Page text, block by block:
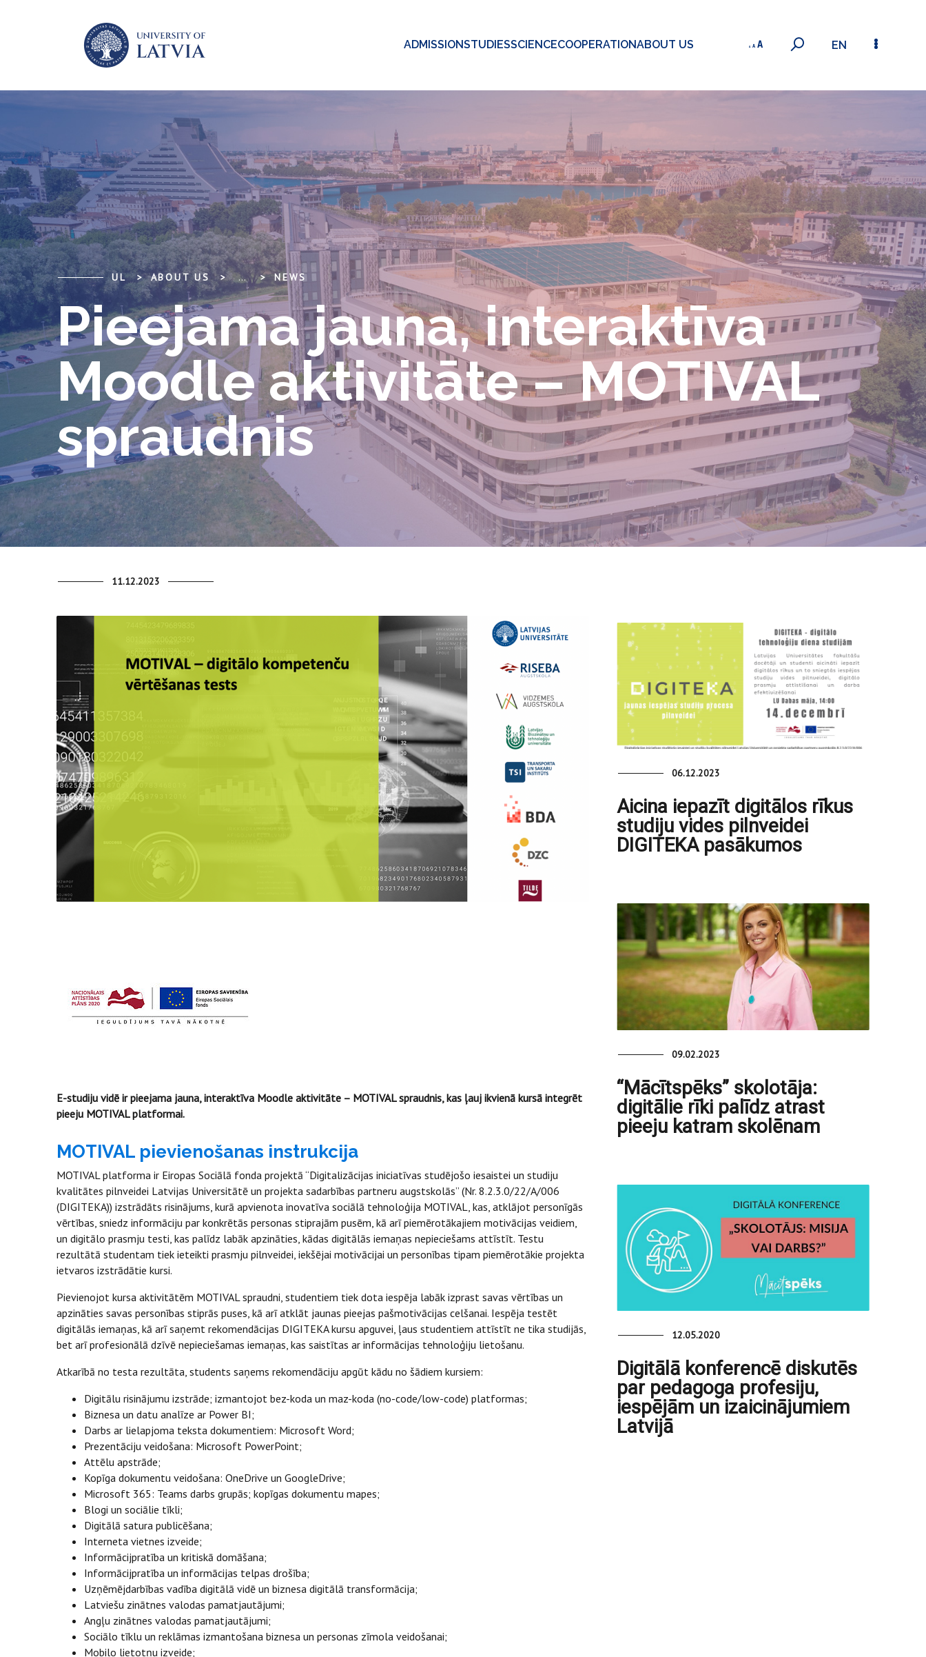
ADMISSIONSTUDIESSCIENCECOOPERATIONABOUT US EN
UL ABOUT US ... NEWS
Pieejama jauna, interaktīva
Moodle aktivitāte – MOTIVAL
spraudnis
11.12.2023
E-studiju vidē ir pieejama jauna, interaktīva Moodle aktivitāte – MOTIVAL spraudnis, kas ļauj ikvienā kursā integrēt
pieeju MOTIVAL platformai.
MOTIVAL pievienošanas instrukcija
MOTIVAL platforma ir Eiropas Sociālā fonda projektā “Digitalizācijas iniciatīvas studējošo iesaistei un studiju
kvalitātes pilnveidei Latvijas Universitātē un projekta sadarbības partneru augstskolās” (Nr. 8.2.3.0/22/A/006
(DIGITEKA)) izstrādāts risinājums, kurā apvienota inovatīva sociālā tehnoloģija MOTIVAL, kas, atklājot personīgās
vērtības, sniedz informāciju par konkrētās personas stiprajām pusēm, kā arī piemērotākajiem motivācijas veidiem,
un digitālo prasmju testi, kas palīdz labāk apzināties, kādas digitālās iemaņas nepieciešams attīstīt. Testu
rezultātā studentam tiek ieteikti prasmju pilnveidei, iekšējai motivācijai un personības tipam piemērotākie projekta
ietvaros izstrādātie kursi.
Pievienojot kursa aktivitātēm MOTIVAL spraudni, studentiem tiek dota iespēja labāk izprast savas vērtības un
apzināties savas personības stiprās puses, kā arī atklāt jaunas pieejas pašmotivācijas celšanai. Iespēja testēt
digitālās iemaņas, kā arī saņemt rekomendācijas DIGITEKA kursu apguvei, ļaus studentiem attīstīt ne tika studijās,
bet arī profesionālā dzīvē nepieciešamas iemaņas, kas saistītas ar informācijas tehnoloģiju lietošanu.
Atkarībā no testa rezultāta, students saņems rekomendāciju apgūt kādu no šādiem kursiem:
Digitālu risinājumu izstrāde; izmantojot bez-koda un maz-koda (no-code/low-code) platformas;
Biznesa un datu analīze ar Power BI;
Darbs ar lielapjoma teksta dokumentiem: Microsoft Word;
Prezentāciju veidošana: Microsoft PowerPoint;
Attēlu apstrāde;
Kopīga dokumentu veidošana: OneDrive un GoogleDrive;
Microsoft 365: Teams darbs grupās; kopīgas dokumentu mapes;
Blogi un sociālie tīkli;
Digitālā satura publicēšana;
Interneta vietnes izveide;
Informācijpratība un kritiskā domāšana;
Informācijpratība un informācijas telpas drošība;
Uzņēmējdarbības vadība digitālā vidē un biznesa digitālā transformācija;
Latviešu zinātnes valodas pamatjautājumi;
Angļu zinātnes valodas pamatjautājumi;
Sociālo tīklu un reklāmas izmantošana biznesa un personas zīmola veidošanai;
Mobilo lietotņu izveide;
06.12.2023
Aicina iepazīt digitālos rīkus
studiju vides pilnveidei
DIGITEKA pasākumos
09.02.2023
“Mācītspēks” skolotāja:
digitālie rīki palīdz atrast
pieeju katram skolēnam
12.05.2020
Digitālā konferencē diskutēs
par pedagoga profesiju,
iespējām un izaicinājumiem
Latvijā